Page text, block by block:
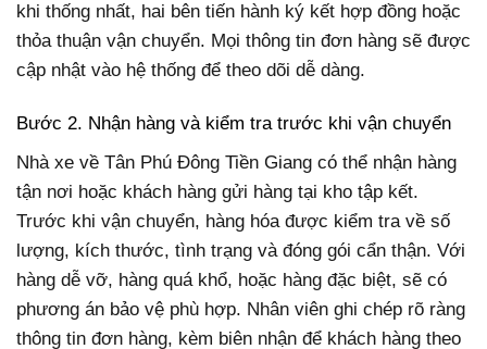
khi thống nhất, hai bên tiến hành ký kết hợp đồng hoặc
thỏa thuận vận chuyển. Mọi thông tin đơn hàng sẽ được
cập nhật vào hệ thống để theo dõi dễ dàng.
Bước 2. Nhận hàng và kiểm tra trước khi vận chuyển
Nhà xe về Tân Phú Đông Tiền Giang có thể nhận hàng
tận nơi hoặc khách hàng gửi hàng tại kho tập kết.
Trước khi vận chuyển, hàng hóa được kiểm tra về số
lượng, kích thước, tình trạng và đóng gói cẩn thận. Với
hàng dễ vỡ, hàng quá khổ, hoặc hàng đặc biệt, sẽ có
phương án bảo vệ phù hợp. Nhân viên ghi chép rõ ràng
thông tin đơn hàng, kèm biên nhận để khách hàng theo